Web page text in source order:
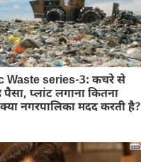
Waste series-3: कचरे से
पैसा, प्लांट लगाना कितना
नगरपालिका मदद करती है?